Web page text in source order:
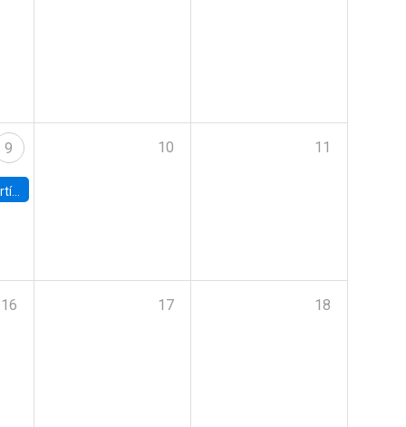
9
UC
10 11
16 17 18